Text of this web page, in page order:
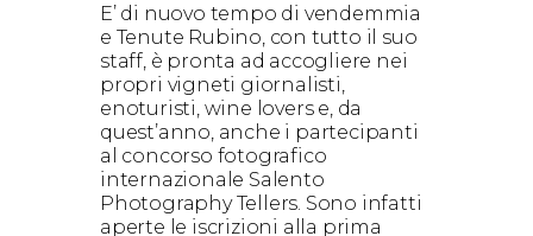
E’ di nuovo tempo di vendemmia
e Tenute Rubino, con tutto il suo
staff, è pronta ad accogliere nei
propri vigneti giornalisti,
enoturisti, wine lovers e, da
quest’anno, anche i partecipanti
al concorso fotografico
internazionale Salento
Photography Tellers. Sono infatti
aperte le iscrizioni alla prima